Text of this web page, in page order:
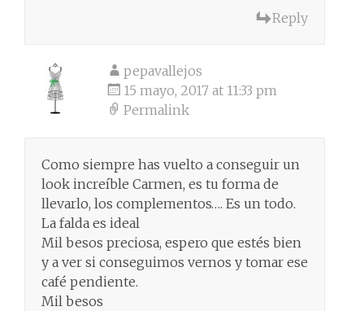
Reply
pepavallejos
15 mayo, 2017 at 11:33 pm
Permalink
Como siempre has vuelto a conseguir un
look increíble Carmen, es tu forma de
llevarlo, los complementos…. Es un todo.
La falda es ideal
Mil besos preciosa, espero que estés bien
y a ver si conseguimos vernos y tomar ese
café pendiente.
Mil besos